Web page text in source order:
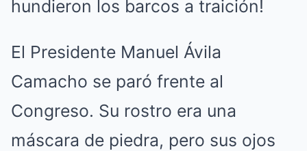
hundieron los barcos a traición!
El Presidente Manuel Ávila
Camacho se paró frente al
Congreso. Su rostro era una
máscara de piedra, pero sus ojos